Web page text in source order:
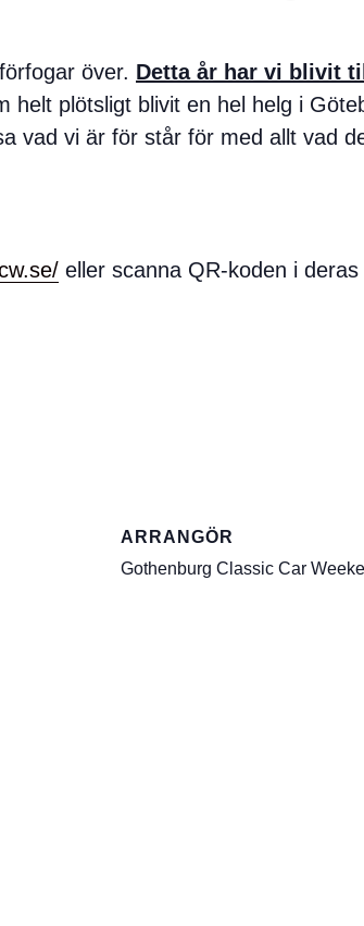
över. Detta år har vi blivit
helt plötsligt blivit en hel helg i
vad vi är för står för med allt vad
eller scanna QR-koden i
ARRANGÖR
Gothenburg Classic Car